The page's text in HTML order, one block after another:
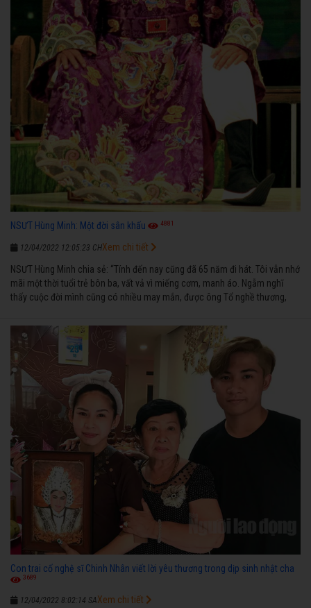
NSƯT Hùng Minh: Một đời sân khấu 4881
12/04/2022 12:05:23 CH
NSƯT Hùng Minh chia sẻ: “Tính đến nay cũng đã 65 năm đi hát. Tôi vẫn nhớ
mãi một thời tuổi trẻ bôn ba, vất vả vì miếng cơm, manh áo. Ngẫm nghĩ
thấy cuộc đời mình cũng có nhiều may mắn, được ông Tổ nghề thương,
ngược nhận được những cơ may để từng bước thành danh với nghiệp ca
diễn”.
Xem chi tiết
Con trai cố nghệ sĩ Chinh Nhân viết lời yêu thương trong dịp sinh nhật cha
3689
12/04/2022 8:02:14 SAXem chi tiết